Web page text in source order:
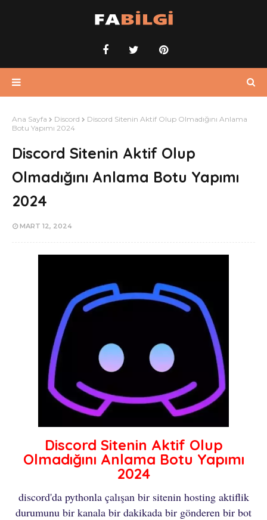
Ana Sayfa Discord
Discord Sitenin Aktif Olup Olmadığını Anlama
Botu Yapımı 2024
Discord Sitenin Aktif Olup
Olmadığını Anlama Botu Yapımı
2024
MART 12, 2024
Discord Sitenin Aktif Olup
Olmadığını Anlama Botu Yapımı
2024
discord'da pythonla çalışan bir sitenin hosting aktiflik
durumunu bir kanala bir dakikada bir gönderen bir bot